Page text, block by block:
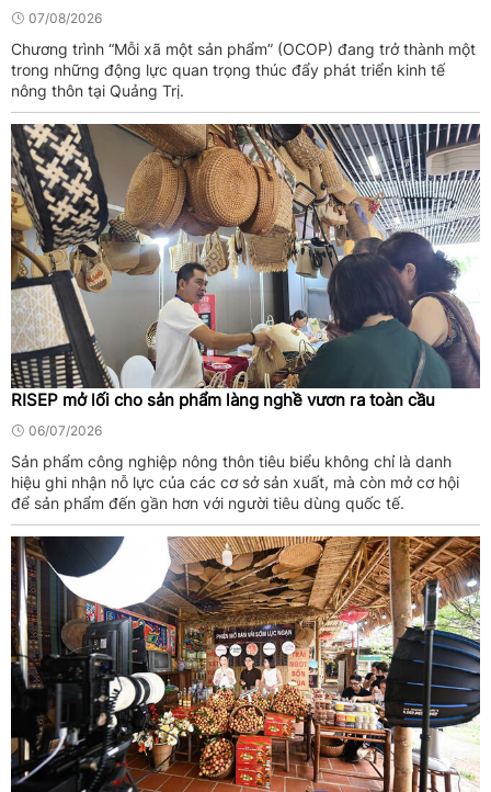
07/08/2026
Chương trình “Mỗi xã một sản phẩm” (OCOP) đang trở thành một
trong những động lực quan trọng thúc đẩy phát triển kinh tế
nông thôn tại Quảng Trị.
RISEP mở lối cho sản phẩm làng nghề vươn ra toàn cầu
06/07/2026
Sản phẩm công nghiệp nông thôn tiêu biểu không chỉ là danh
hiệu ghi nhận nỗ lực của các cơ sở sản xuất, mà còn mở cơ hội
để sản phẩm đến gần hơn với người tiêu dùng quốc tế.